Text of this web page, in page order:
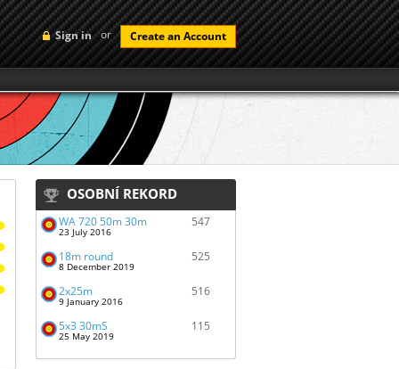
Sign in or Create an Account
OSOBNÍ REKORD
WA 720 50m 30m
23 July 2016
547
18m round
8 December 2019
525
2x25m
9 January 2016
516
5x3 30mS
25 May 2019
115